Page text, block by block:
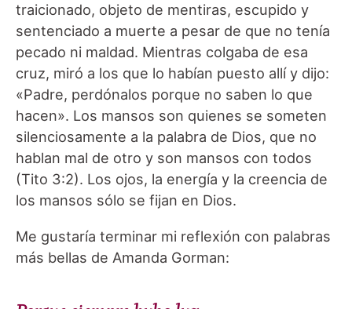
traicionado, objeto de mentiras, escupido y
sentenciado a muerte a pesar de que no tenía
pecado ni maldad. Mientras colgaba de esa
cruz, miró a los que lo habían puesto allí y dijo:
«Padre, perdónalos porque no saben lo que
hacen». Los mansos son quienes se someten
silenciosamente a la palabra de Dios, que no
hablan mal de otro y son mansos con todos
(Tito 3:2). Los ojos, la energía y la creencia de
los mansos sólo se fijan en Dios.
Me gustaría terminar mi reflexión con palabras
más bellas de Amanda Gorman: